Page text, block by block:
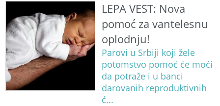
LEPA VEST: Nova
pomoć za vantelesnu
oplodnju!
Parovi u Srbiji koji žele
potomstvo pomoć će moći
da potraže i u banci
darovanih reproduktivnih
ć...